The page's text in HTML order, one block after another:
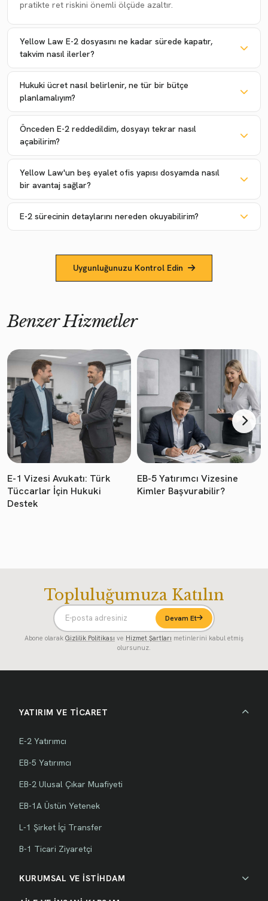
pratikte ret riskini önemli ölçüde azaltır.
Yellow Law E-2 dosyasını ne kadar sürede kapatır,
takvim nasıl ilerler?
Hukuki ücret nasıl belirlenir, ne tür bir bütçe
planlamalıyım?
Önceden E-2 reddedildim, dosyayı tekrar nasıl
açabilirim?
Yellow Law'un beş eyalet ofis yapısı dosyamda nasıl
bir avantaj sağlar?
E-2 sürecinin detaylarını nereden okuyabilirim?
Uygunluğunuzu Kontrol Edin
Benzer Hizmetler
E-1 Vizesi Avukatı: Türk
Tüccarlar İçin Hukuki
Destek
EB-5 Yatırımcı Vizesine
Kimler Başvurabilir?
Topluluğumuza Katılın
Devam Et
Abone olarak Gizlilik Politikası ve Hizmet Şartları metinlerini kabul etmiş
olursunuz.
YATIRIM VE TİCARET
E-2 Yatırımcı
EB-5 Yatırımcı
EB-2 Ulusal Çıkar Muafiyeti
EB-1A Üstün Yetenek
L-1 Şirket İçi Transfer
B-1 Ticari Ziyaretçi
KURUMSAL VE İSTİHDAM